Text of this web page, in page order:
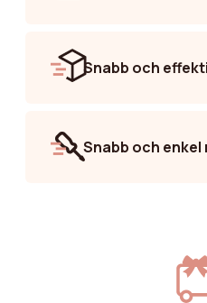
Snabb och
Snabb och